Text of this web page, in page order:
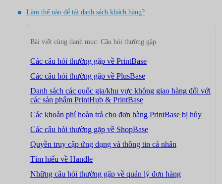
Làm thế nào để tải danh sách khách hàng?
Bài viết cùng danh mục: Câu hỏi thường gặp
Các câu hỏi thường gặp về PrintBase
Các câu hỏi thường gặp về PlusBase
Danh sách các quốc gia/khu vực không giao hàng đối với
các sản phẩm PrintHub & PrintBase
Các khoản phí hoàn trả cho đơn hàng PrintBase bị hủy
Các câu hỏi thường gặp về ShopBase
Quyền truy cập ứng dụng và thông tin cá nhân
Tìm hiểu về Handle
Những câu hỏi thường gặp về quản lý đơn hàng